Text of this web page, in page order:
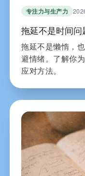
专注力与生产力
拖延不是时间
拖延不是懒惰，
避情绪。了解你
应对方法。